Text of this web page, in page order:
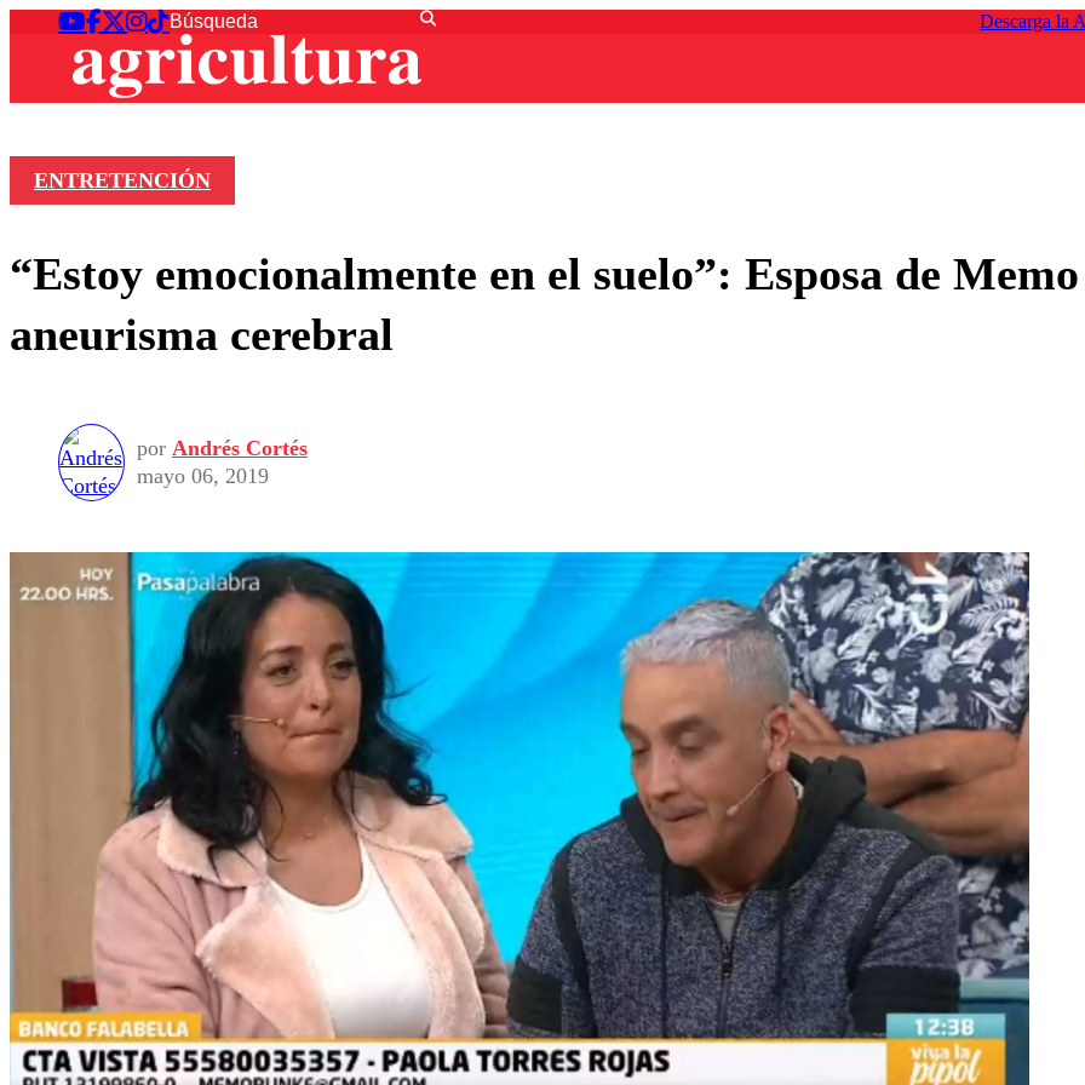
Descarga la
ENTRETENCIÓN
“Estoy emocionalmente en el suelo”: Esposa de
aneurisma cerebral
por Andrés Cortés
mayo 06, 2019